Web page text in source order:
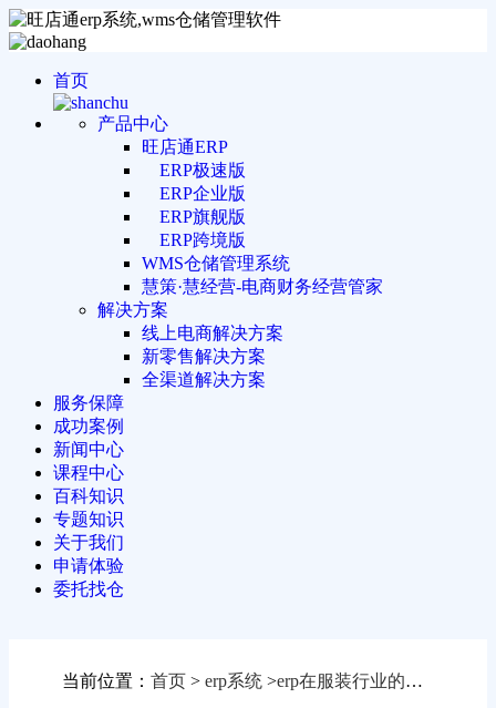
首页
产品中心
旺店通ERP
ERP极速版
ERP企业版
ERP旗舰版
ERP跨境版
WMS仓储管理系统
慧策·慧经营-电商财务经营管家
解决方案
线上电商解决方案
新零售解决方案
全渠道解决方案
服务保障
成功案例
新闻中心
课程中心
百科知识
专题知识
关于我们
申请体验
委托找仓
当前位置： 首页 > erp系统 >erp在服装行业的应用